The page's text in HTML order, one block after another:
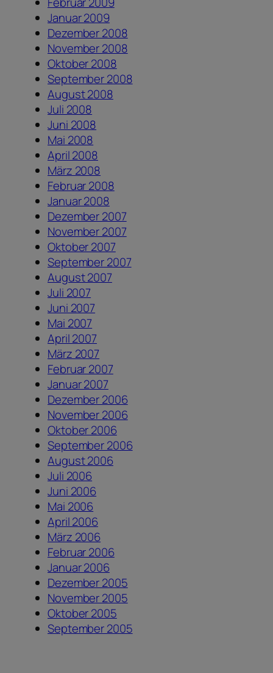
Januar 2009
Dezember 2008
November 2008
Oktober 2008
September 2008
August 2008
Juli 2008
Juni 2008
Mai 2008
April 2008
März 2008
Februar 2008
Januar 2008
Dezember 2007
November 2007
Oktober 2007
September 2007
August 2007
Juli 2007
Juni 2007
Mai 2007
April 2007
März 2007
Februar 2007
Januar 2007
Dezember 2006
November 2006
Oktober 2006
September 2006
August 2006
Juli 2006
Juni 2006
Mai 2006
April 2006
März 2006
Februar 2006
Januar 2006
Dezember 2005
November 2005
Oktober 2005
September 2005